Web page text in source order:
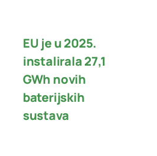
EU je u 2025.
instalirala 27,1
GWh novih
baterijskih
sustava